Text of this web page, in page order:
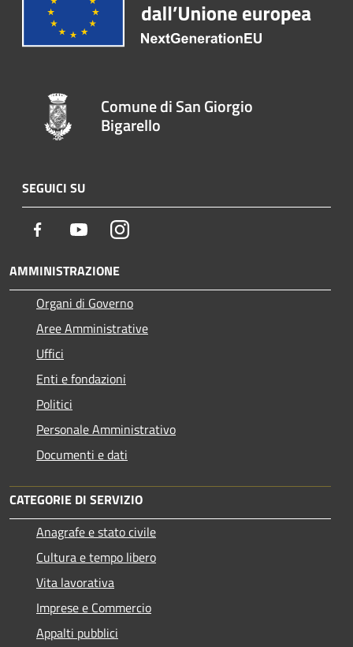
Comune di San Giorgio
Bigarello
SEGUICI SU
Facebook YoutubeInstagram
AMMINISTRAZIONE
Organi di Governo
Aree Amministrative
Uffici
Enti e fondazioni
Politici
Personale Amministrativo
Documenti e dati
CATEGORIE DI SERVIZIO
Anagrafe e stato civile
Cultura e tempo libero
Vita lavorativa
Imprese e Commercio
Appalti pubblici